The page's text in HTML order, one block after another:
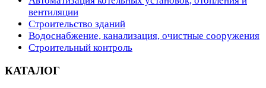
вентиляции
Строительство зданий
Водоснабжение, канализация, очистные сооружения
Строительный контроль
КАТАЛОГ